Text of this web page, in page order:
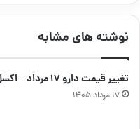
نوشته های مشابه
تغییر قیمت دارو ۱۷ مرداد – اکسل
۱۷ مرداد ۱۴۰۵